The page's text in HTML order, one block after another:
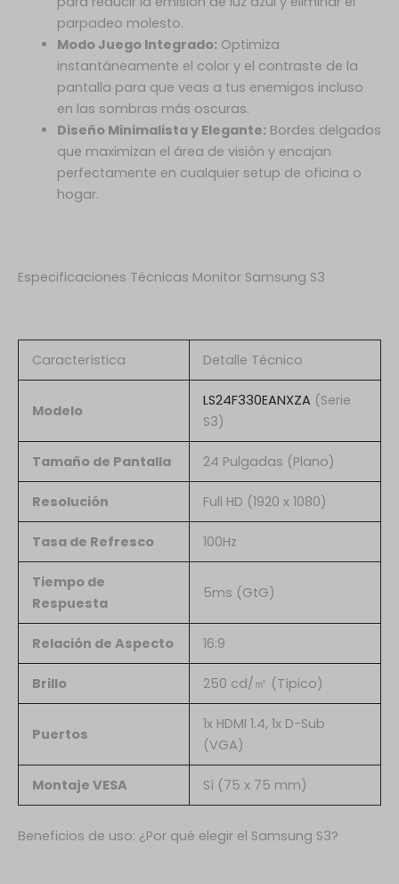
parpadeo molesto.
Modo Juego Integrado: Optimiza
instantáneamente el color y el contraste de la
pantalla para que veas a tus enemigos incluso
en las sombras más oscuras.
Diseño Minimalista y Elegante: Bordes delgados
que maximizan el área de visión y encajan
perfectamente en cualquier setup de oficina o
hogar.
Especificaciones Técnicas Monitor Samsung S3
Característica Detalle Técnico
Modelo
LS24F330EANXZA(Serie
S3)
Tamaño de Pantalla 24 Pulgadas (Plano)
Resolución Full HD (1920 x 1080)
Tasa de Refresco 100Hz
Tiempo de
Respuesta
5ms (GtG)
Relación de Aspecto 16:9
Brillo 250 cd/㎡ (Típico)
Puertos
1x HDMI 1.4, 1x D-Sub
(VGA)
Montaje VESA Sí (75 x 75 mm)
Beneficios de uso: ¿Por qué elegir el Samsung S3?